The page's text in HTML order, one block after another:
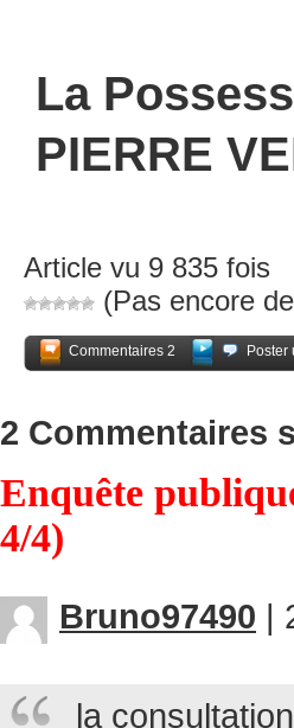
La
PIERRE
Article vu 9 835 fois
(Pas encore
Commentaires 2
Poster
2 Commentaires
Enquête
4/4)
Bruno97490 |
la